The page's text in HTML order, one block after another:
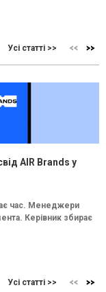
Усі статті >>
AIR Brands у
час. Менеджери
Керівник збирає
Усі статті >>